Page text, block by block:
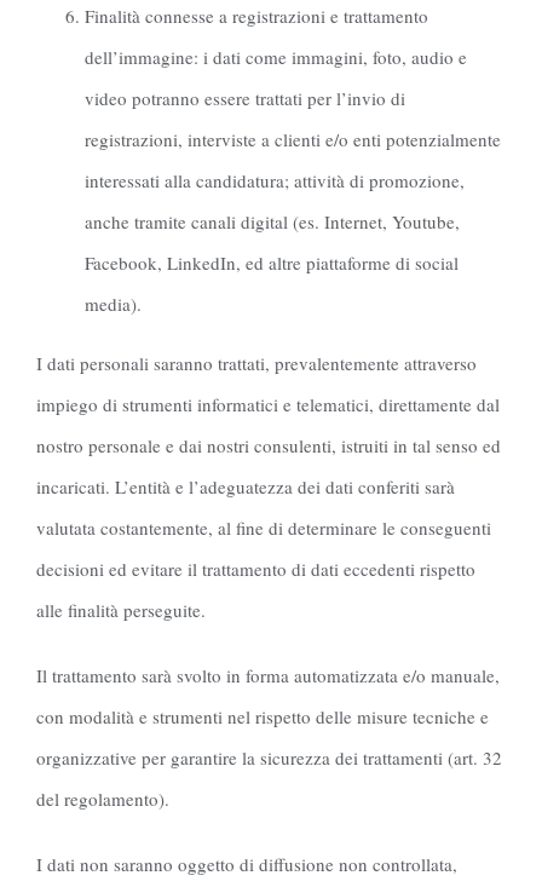
Finalità connesse a registrazioni e trattamento
dell’immagine: i dati come immagini, foto, audio e
video potranno essere trattati per l’invio di
registrazioni, interviste a clienti e/o enti potenzialmente
interessati alla candidatura; attività di promozione,
anche tramite canali digital (es. Internet, Youtube,
Facebook, LinkedIn, ed altre piattaforme di social
media).
I dati personali saranno trattati, prevalentemente attraverso
impiego di strumenti informatici e telematici, direttamente dal
nostro personale e dai nostri consulenti, istruiti in tal senso ed
incaricati. L’entità e l’adeguatezza dei dati conferiti sarà
valutata costantemente, al fine di determinare le conseguenti
decisioni ed evitare il trattamento di dati eccedenti rispetto
alle finalità perseguite.
Il trattamento sarà svolto in forma automatizzata e/o manuale,
con modalità e strumenti nel rispetto delle misure tecniche e
organizzative per garantire la sicurezza dei trattamenti (art. 32
del regolamento).
I dati non saranno oggetto di diffusione non controllata,